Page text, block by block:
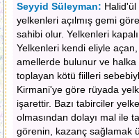
Seyyid Süleyman:
yelkenleri açılmış gemi
sahibi olur. Yelkenleri
Yelkenleri kendi eliyle
amellerde bulunur ve halka
toplayan kötü fiilleri
Kirmani'ye göre rüyada
işarettir. Bazı tabirciler
olmasından dolayı mal ile
görenin, kazanç sağlamak